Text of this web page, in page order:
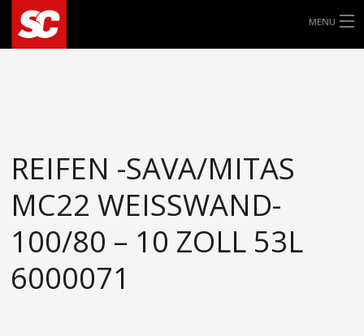
MENU
11″
12″
REIFEN -SAVA/MITAS
MC22 WEISSWAND-
100/80 – 10 ZOLL 53L
6000071